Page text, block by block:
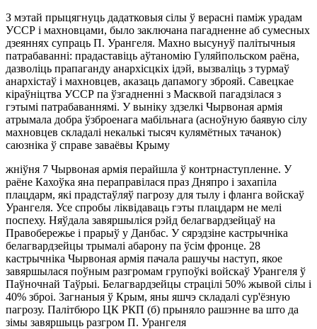
З мэтай прыцягнуць дадатковыя сілы ў верасні паміж урадам
УССР і махновцами, было заключана пагадненне аб сумесных
дзеяннях супраць П. Урангеля. Махно высунуў палітычныя
патрабаванні: прадаставіць аўтаномію Гуляйпольском раёна,
дазволіць прапаганду анархісцкіх ідэй, вызваліць з турмаў
анархістаў і махновцев, аказаць дапамогу зброяй. Савецкае
кіраўніцтва УССР па ўзгадненні з Масквой пагадзілася з
гэтымі патрабаваннямі. У выніку здзелкі Чырвоная армія
атрымала добра ўзброенага мабільнага (асноўную баявую сілу
махновцев складалі некалькі тысяч кулямётных тачанок)
саюзніка ў справе заваёвы Крыму
жніўня 7 Чырвоная армія перайшла ў контрнаступленне. У
раёне Кахоўка яна пераправілася праз Дняпро і захапіла
плацдарм, які прадстаўляў пагрозу для тылу і фланга войскаў
Урангеля. Усе спробы ліквідаваць гэты плацдарм не мелі
поспеху. Няўдала завяршыліся рэйд белагвардзейцаў на
Правобережье і прарыў у Данбас. У сярэдзіне кастрычніка
белагвардзейцы трымалі абарону па ўсім фронце. 28
кастрычніка Чырвоная армія пачала рашучы наступ, якое
завяршылася поўным разгромам групоўкi войскаў Урангеля ў
Паўночнай Таўрыі. Белагвардзейцы страцілі 50% жывой сілы і
40% зброі. Загнаныя ў Крым, яны яшчэ складалі сур'ёзную
пагрозу. Палітбюро ЦК РКП (б) прыняло рашэнне ва што да
зімы завяршыць разгром П. Урангеля